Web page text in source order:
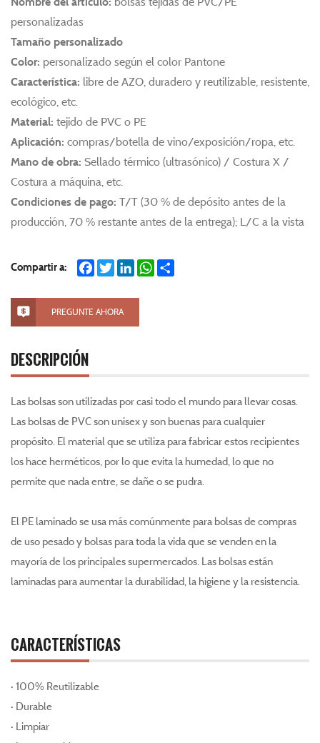
personalizadas
Tamaño personalizado
Color: personalizado según el color Pantone
Característica: libre de AZO, duradero y reutilizable, resistente,
ecológico, etc.
Material: tejido de PVC o PE
Aplicación: compras/botella de vino/exposición/ropa, etc.
Mano de obra: Sellado térmico (ultrasónico) / Costura X /
Costura a máquina, etc.
Condiciones de pago: T/T (30 % de depósito antes de la
producción, 70 % restante antes de la entrega); L/C a la vista
Compartir a: Facebook
TwitterLinkedInWhatsApp
PREGUNTE AHORA
DESCRIPCIÓN
Las bolsas son utilizadas por casi todo el mundo para llevar cosas.
Las bolsas de PVC son unisex y son buenas para cualquier
propósito. El material que se utiliza para fabricar estos recipientes
los hace herméticos, por lo que evita la humedad, lo que no
permite que nada entre, se dañe o se pudra.
El PE laminado se usa más comúnmente para bolsas de compras
de uso pesado y bolsas para toda la vida que se venden en la
mayoría de los principales supermercados. Las bolsas están
laminadas para aumentar la durabilidad, la higiene y la resistencia.
CARACTERÍSTICAS
· 100% Reutilizable
· Durable
· Limpiar